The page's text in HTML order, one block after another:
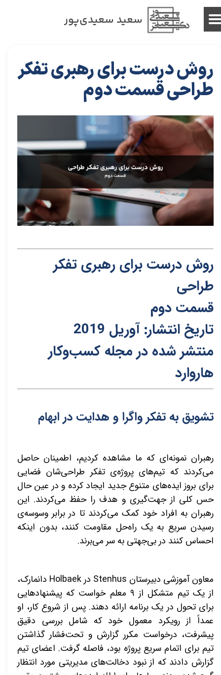
سعید سعیدی‌پور
روش درست برای رهبری تفکر
طراحی قسمت دوم
روش درست برای رهبری تفکر
طراحی
قسمت دوم
تاریخ انتشار: آوریل 2019
منتشر شده در مجله کسب‌و‌کار
هاروارد
تشویق به تفکر واگرا و هدایت در ابهام
رهبران نمونه‌ای که ما مشاهده کردیم، اطمینان حاصل
می‌کردند که تیم‌های پروژه‌ی تفکر طراحی‌شان فضایی
برای بروز ایده‌های متنوع جدید ایجاد کرده و در عین حال
حس کلی از جهت‌گیری و هدف را حفظ می‌کردند. این
رهبران به افراد خود کمک می‌کردند تا در برابر وسوسه‌ی
رسیدن سریع به یک راه‌حل مقاومت کنند، بدون اینکه
احساس کنند در بی‌جهتی به سر می‌برند.
معاون آموزشی دبیرستان Stenhus در Holbaek دانمارک،
از یک تیم متشکل از ۹ معلم خواست که پیشنهادهایی
برای تحول در یک برنامه ارائه دهند. پس از شروع کار، او
عمداً از رویکرد معمول خود که شامل بررسی دقیق
پیشرفت، درخواست مکرر گزارش و تحت‌فشار گذاشتن
تیم برای اتمام سریع پروژه بود، فاصله گرفت. اعضای تیم
گزارش دادند که از نبود دخالت‌های مدیریتی مورد انتظار